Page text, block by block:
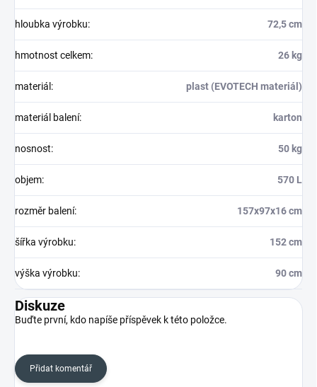
hloubka výrobku: 72,5 cm
hmotnost celkem: 26 kg
materiál : plast (EVOTECH materiál)
materiál balení: karton
nosnost: 50 kg
objem: 570 L
rozměr balení: 157x97x16 cm
šířka výrobku: 152 cm
výška výrobku: 90 cm
Diskuze
Buďte první, kdo napíše příspěvek k této položce.
Přidat komentář